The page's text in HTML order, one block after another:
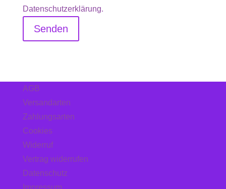
Datenschutzerklärung.
Senden
AGB
Versandarten
Zahlungsarten
Cookies
Widerruf
Vertrag widerrufen
Datenschutz